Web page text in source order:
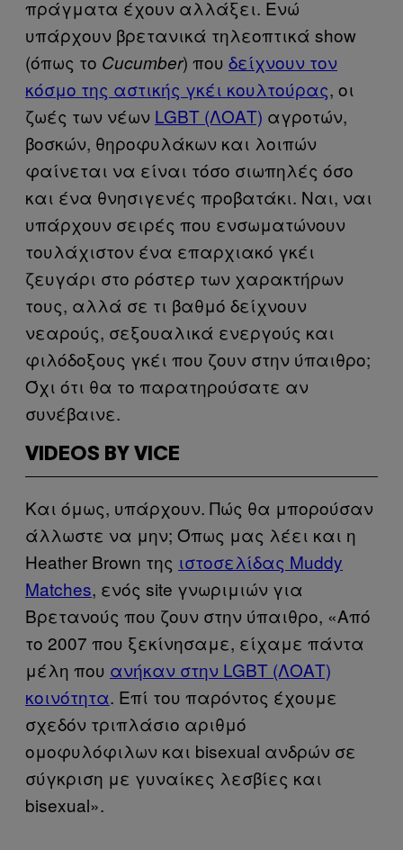
πράγματα έχουν αλλάξει. Ενώ
υπάρχουν βρετανικά τηλεοπτικά show
(όπως το Cucumber) που δείχνουν τον
κόσμο της αστικής γκέι κουλτούρας, οι
ζωές των νέων LGBT (ΛΟΑΤ) αγροτών,
βοσκών, θηροφυλάκων και λοιπών
φαίνεται να είναι τόσο σιωπηλές όσο
και ένα θνησιγενές προβατάκι. Ναι, ναι
υπάρχουν σειρές που ενσωματώνουν
τουλάχιστον ένα επαρχιακό γκέι
ζευγάρι στο ρόστερ των χαρακτήρων
τους, αλλά σε τι βαθμό δείχνουν
νεαρούς, σεξουαλικά ενεργούς και
φιλόδοξους γκέι που ζουν στην ύπαιθρο;
Όχι ότι θα το παρατηρούσατε αν
συνέβαινε.
VIDEOS BY VICE
Και όμως, υπάρχουν. Πώς θα μπορούσαν
άλλωστε να μην; Όπως μας λέει και η
Heather Brown της ιστοσελίδας Muddy
Matches, ενός site γνωριμιών για
Βρετανούς που ζουν στην ύπαιθρο, «Από
το 2007 που ξεκίνησαμε, είχαμε πάντα
μέλη που ανήκαν στην LGBT (ΛΟΑΤ)
κοινότητα. Επί του παρόντος έχουμε
σχεδόν τριπλάσιο αριθμό
ομοφυλόφιλων και bisexual ανδρών σε
σύγκριση με γυναίκες λεσβίες και
bisexual».